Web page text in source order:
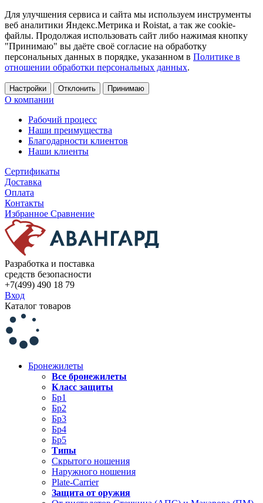
Для улучшения сервиса и сайта мы используем инструменты
веб аналитики Яндекс.Метрика и Roistat, а так же cookie-
файлы. Продолжая использовать сайт либо нажимая кнопку
"Принимаю" вы даёте своё согласие на обработку
персональных данных в порядке, указанном в Политике в
отношении обработки персональных данных.
Настройки Отклонить Принимаю
О компании
Рабочий процесс
Наши преимущества
Благодарности клиентов
Наши клиенты
Сертификаты
Доставка
Оплата
Контакты
Избранное Сравнение
Разработка и поставка
средств безопасности
+7(499) 490 18 79
Вход
Каталог товаров
Бронежилеты
Все бронежилеты
Класс защиты
Бр1
Бр2
Бр3
Бр4
Бр5
Типы
Скрытого ношения
Наружного ношения
Plate-Carrier
Защита от оружия